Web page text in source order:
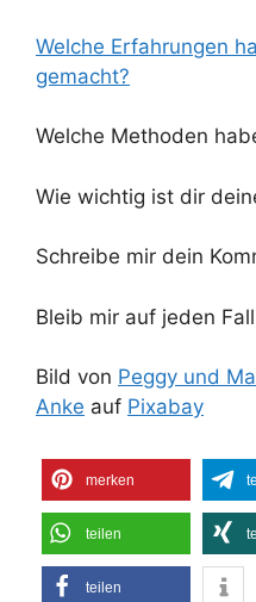
Welche Erfahrungen
gemacht?
Welche Methoden
Wie wichtig ist dir
Schreibe mir dein
Bleib mir auf jeden
Bild von Peggy und
Anke auf Pixabay
merken
teilen
teilen